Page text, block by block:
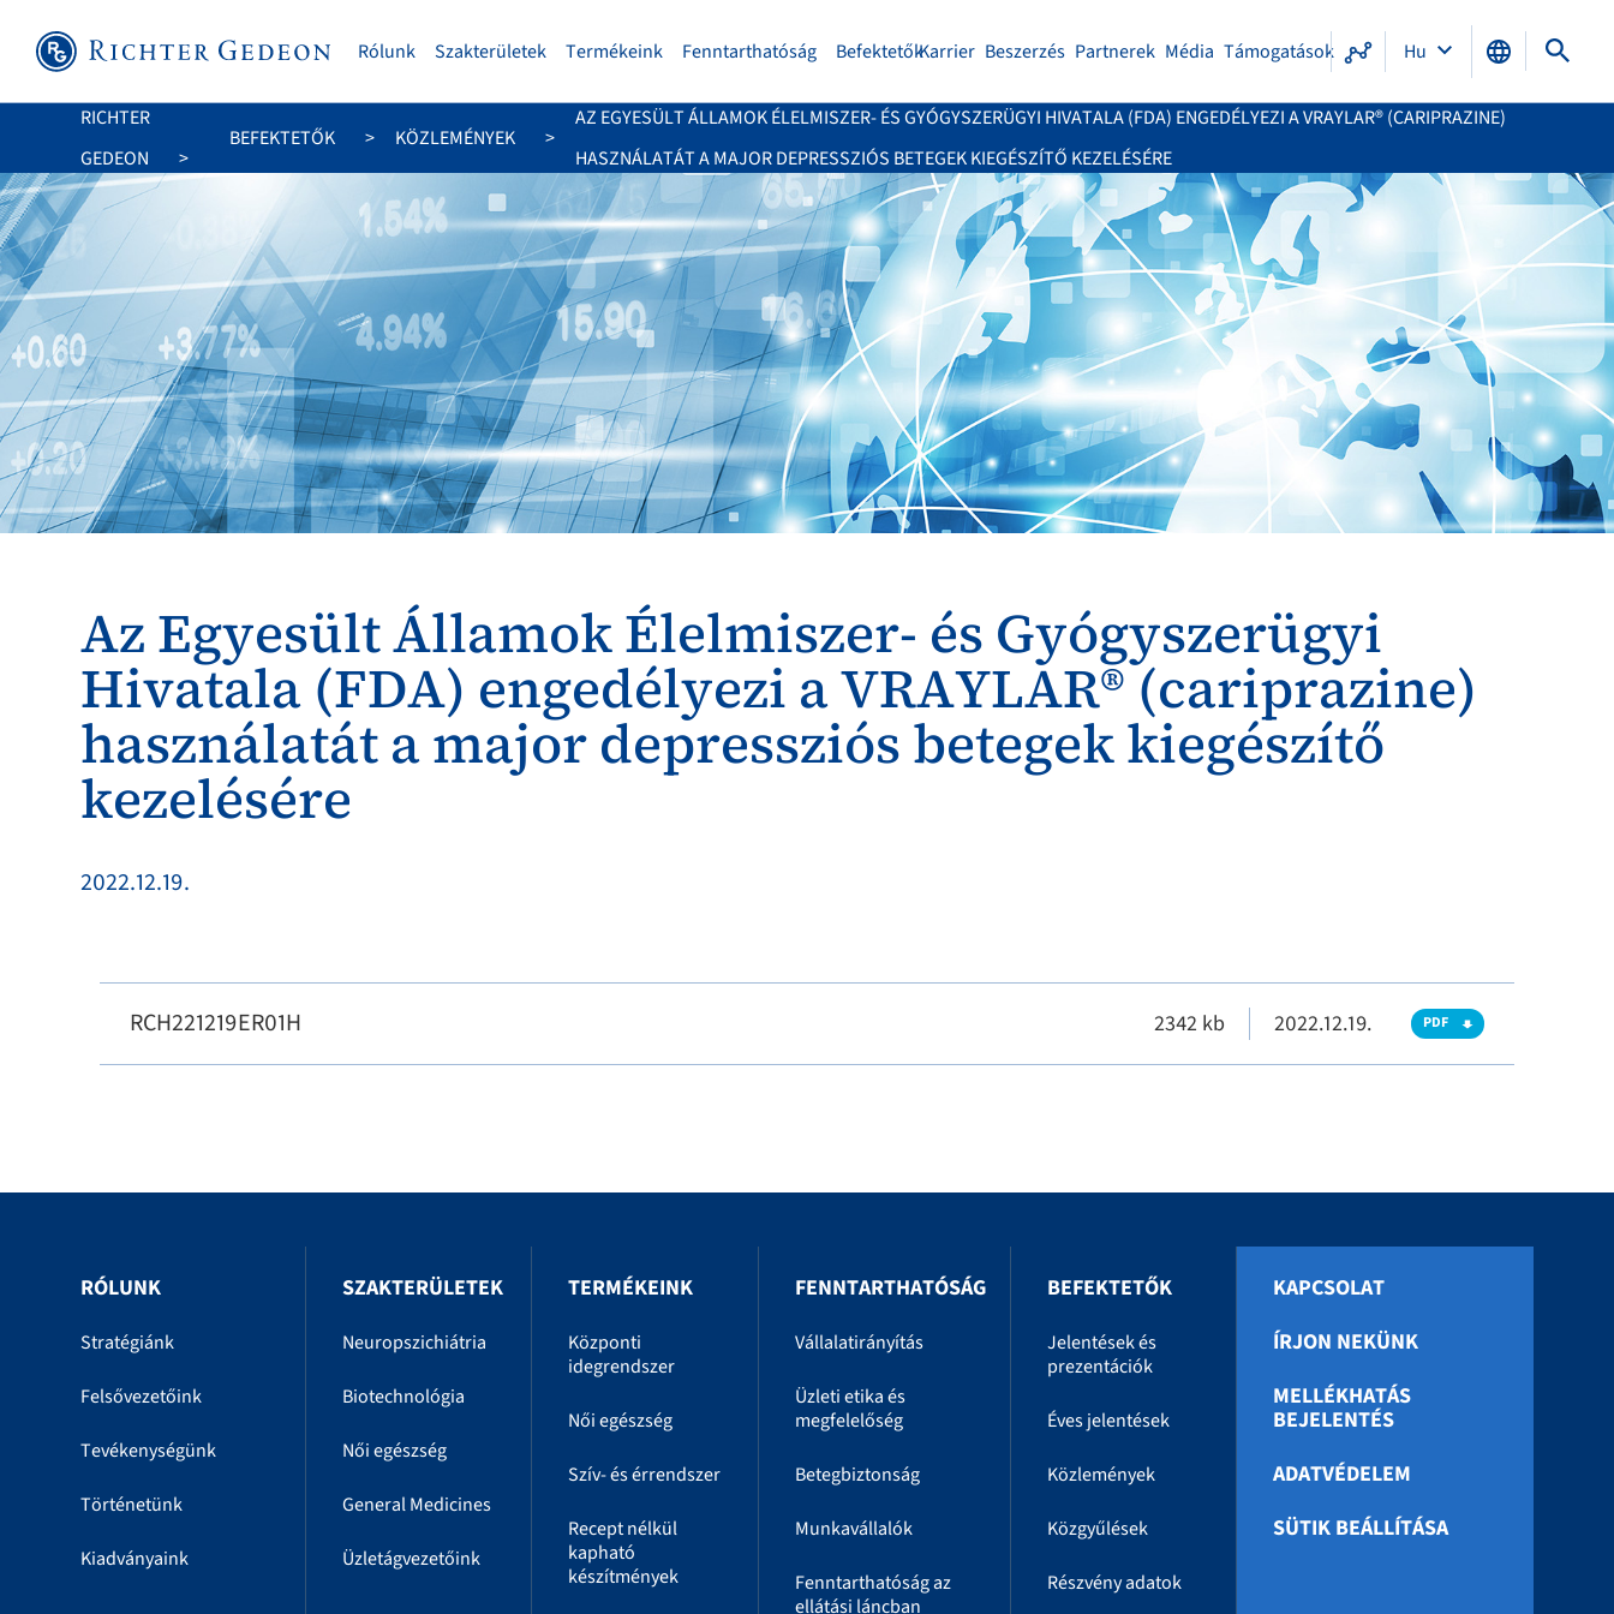
Rólunk Szakterületek Termékeink Fenntarthatóság BefektetőkKarrier Beszerzés Partnerek Média Támogatások Hu
RICHTER
GEDEON
BEFEKTETŐK KÖZLEMÉNYEK
AZ EGYESÜLT ÁLLAMOK ÉLELMISZER- ÉS GYÓGYSZERÜGYI HIVATALA (FDA) ENGEDÉLYEZI A VRAYLAR® (CARIPRAZINE)
HASZNÁLATÁT A MAJOR DEPRESSZIÓS BETEGEK KIEGÉSZÍTŐ KEZELÉSÉRE
Az Egyesült Államok Élelmiszer- és Gyógyszerügyi
Hivatala (FDA) engedélyezi a VRAYLAR® (cariprazine)
használatát a major depressziós betegek kiegészítő
kezelésére
2022.12.19.
RCH221219ER01H 2342 kb 2022.12.19. PDF
RÓLUNK
Stratégiánk
Felsővezetőink
Tevékenységünk
Történetünk
Kiadványaink
SZAKTERÜLETEK
Neuropszichiátria
Biotechnológia
Női egészség
General Medicines
Üzletágvezetőink
TERMÉKEINK
Központi
idegrendszer
Női egészség
Szív- és érrendszer
Recept nélkül
kapható
készítmények
FENNTARTHATÓSÁG
Vállalatirányítás
Üzleti etika és
megfelelőség
Betegbiztonság
Munkavállalók
Fenntarthatóság az
ellátási láncban
BEFEKTETŐK
Jelentések és
prezentációk
Éves jelentések
Közlemények
Közgyűlések
Részvény adatok
KAPCSOLAT
ÍRJON NEKÜNK
MELLÉKHATÁS
BEJELENTÉS
ADATVÉDELEM
SÜTIK BEÁLLÍTÁSA